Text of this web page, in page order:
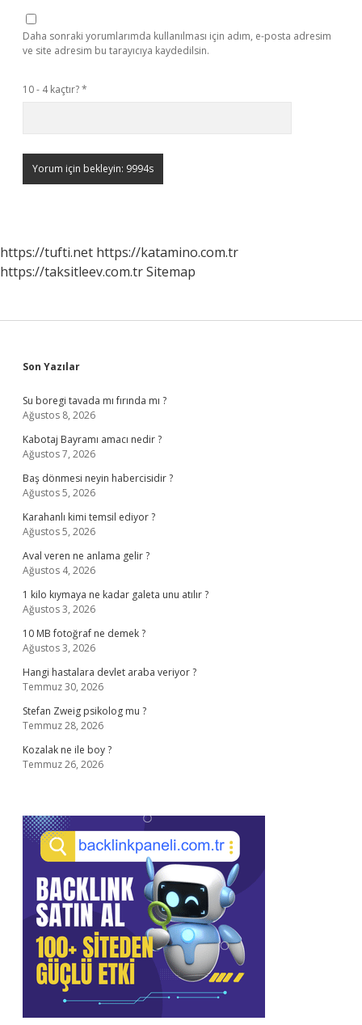
Daha sonraki yorumlarımda kullanılması için adım, e-posta adresim
ve site adresim bu tarayıcıya kaydedilsin.
10 - 4 kaçtır?*
https://tufti.net https://katamino.com.tr
https://taksitleev.com.trSitemap
Sidebar
Son Yazılar
Su boregi tavada mı fırında mı ?
Ağustos 8, 2026
Kabotaj Bayramı amacı nedir ?
Ağustos 7, 2026
Baş dönmesi neyin habercisidir ?
Ağustos 5, 2026
Karahanlı kimi temsil ediyor ?
Ağustos 5, 2026
Aval veren ne anlama gelir ?
Ağustos 4, 2026
1 kilo kıymaya ne kadar galeta unu atılır ?
Ağustos 3, 2026
10 MB fotoğraf ne demek ?
Ağustos 3, 2026
Hangi hastalara devlet araba veriyor ?
Temmuz 30, 2026
Stefan Zweig psikolog mu ?
Temmuz 28, 2026
Kozalak ne ile boy ?
Temmuz 26, 2026